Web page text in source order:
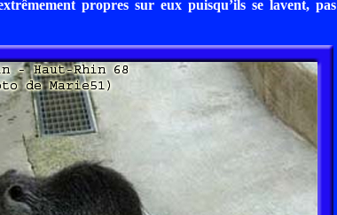
propres sur eux puisqu’ils se lavent, pas